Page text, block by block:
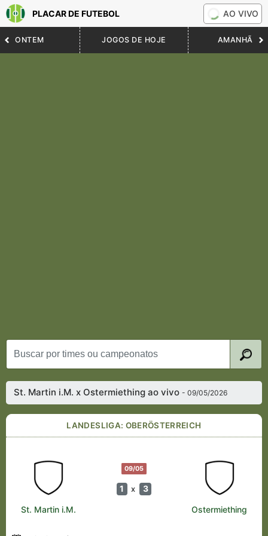
PLACAR DE FUTEBOL AO VIVO
ONTEM JOGOS DE HOJE AMANHÃ
St. Martin i.M. x Ostermiething ao vivo- 09/05/2026
LANDESLIGA: OBERÖSTERREICH
09/05
1 x 3
St. Martin i.M. Ostermiething